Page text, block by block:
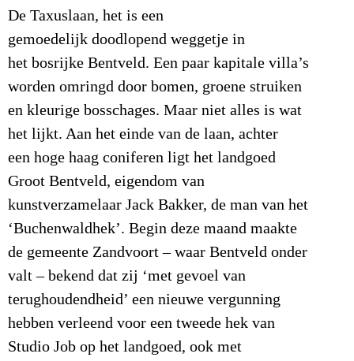
De Taxuslaan, het is een
gemoedelijk doodlopend weggetje in
het bosrijke Bentveld. Een paar kapitale villa’s
worden omringd door bomen, groene struiken
en kleurige bosschages. Maar niet alles is wat
het lijkt. Aan het einde van de laan, achter
een hoge haag coniferen ligt het landgoed
Groot Bentveld, eigendom van
kunstverzamelaar Jack Bakker, de man van het
‘Buchenwaldhek’. Begin deze maand maakte
de gemeente Zandvoort – waar Bentveld onder
valt – bekend dat zij ‘met gevoel van
terughoudendheid’ een nieuwe vergunning
hebben verleend voor een tweede hek van
Studio Job op het landgoed, ook met